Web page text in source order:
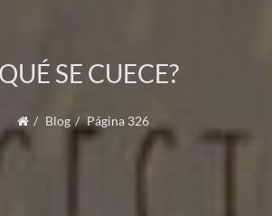
SE CUECE?
Blog Página 326